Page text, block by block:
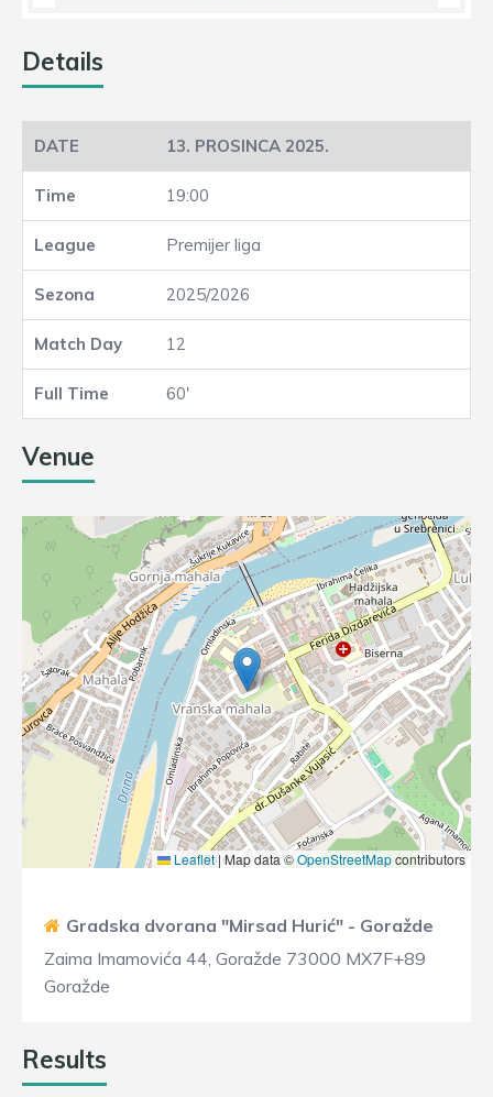
Details
13. PROSINCA 2025.
19:00
Premijer liga
2025/2026
12
60'
Venue
Leaflet |Map data ©OpenStreetMapcontributors
Gradska dvorana "Mirsad Hurić" - Goražde
Zaima Imamovića 44, Goražde 73000 MX7F+89
Goražde
Results